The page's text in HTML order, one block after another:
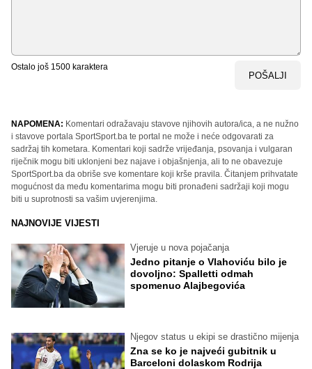
Ostalo još 1500 karaktera
POŠALJI
NAPOMENA: Komentari odražavaju stavove njihovih autora/ica, a ne nužno
i stavove portala SportSport.ba te portal ne može i neće odgovarati za
sadržaj tih kometara. Komentari koji sadrže vrijeđanja, psovanja i vulgaran
riječnik mogu biti uklonjeni bez najave i objašnjenja, ali to ne obavezuje
SportSport.ba da obriše sve komentare koji krše pravila. Čitanjem prihvatate
mogućnost da među komentarima mogu biti pronađeni sadržaji koji mogu
biti u suprotnosti sa vašim uvjerenjima.
NAJNOVIJE VIJESTI
Vjeruje u nova pojačanja
Jedno pitanje o Vlahoviću bilo je
dovoljno: Spalletti odmah
spomenuo Alajbegovića
Njegov status u ekipi se drastično mijenja
Zna se ko je najveći gubitnik u
Barceloni dolaskom Rodrija